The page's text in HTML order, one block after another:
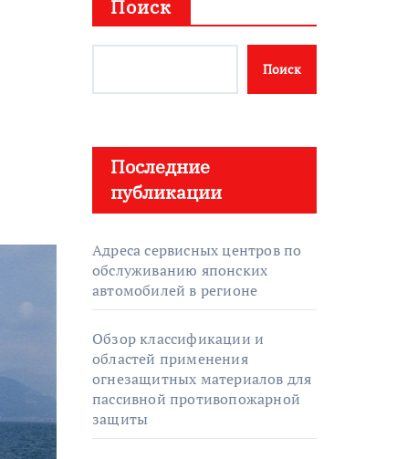
Поиск
Поиск
Последние
публикации
Адреса сервисных центров по
обслуживанию японских
автомобилей в регионе
Обзор классификации и
областей применения
огнезащитных материалов для
пассивной противопожарной
защиты